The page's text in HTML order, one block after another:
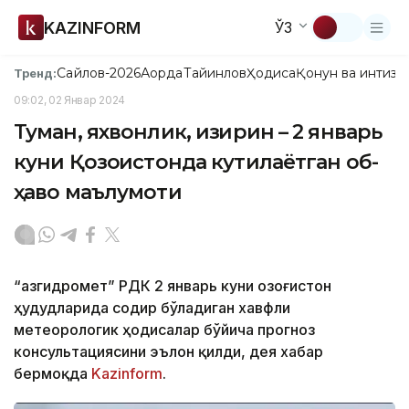
KAZINFORM ЎЗ
Тренд:Сайлов-2026АқордаТайинловҲодисаҚонун ва
09:02, 02 Январ 2024
Туман, яхвонлик, изғирин – 2 январь
куни Қозоғистонда кутилаётган об-
ҳаво маълумоти
“Қазгидромет” РДК 2 январь куни Қозоғистон
ҳудудларида содир бўладиган хавфли
метеорологик ҳодисалар бўйича прогноз
консультациясини эълон қилди, дея хабар
бермоқда Kazinform.